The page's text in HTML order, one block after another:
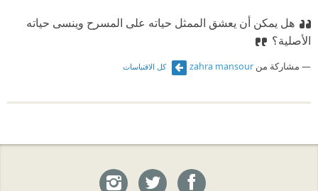
هل يمكن أن يعشق الممثل حياته على المسرح وينسى حياته
الأصلية؟
مشاركة من zahra mansour كل الاقتباسات